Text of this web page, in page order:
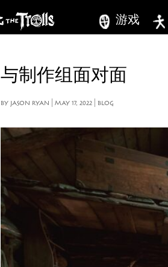
游戏
与制作组面对面
BYJASON RYAN |MAY 17, 2022 BLOG